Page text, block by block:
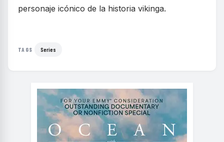
personaje icónico de la historia vikinga.
TAGS Series